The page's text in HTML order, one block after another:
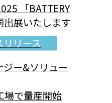
「BATTERY
展いたします
リリース
ジー&ソリュー
場で量産開始